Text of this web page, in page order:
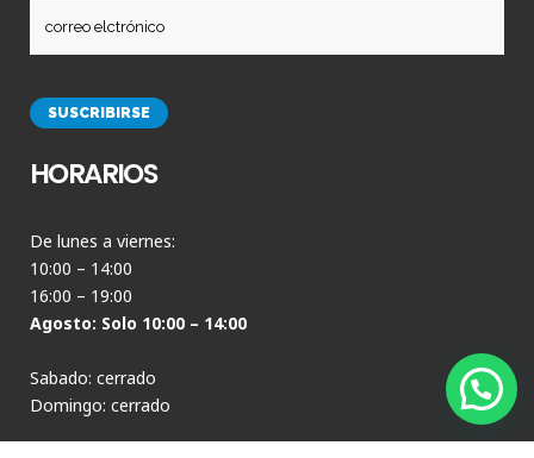
HORARIOS
De lunes a viernes:
10:00 – 14:00
16:00 – 19:00
Agosto: Solo 10:00 – 14:00
Sabado: cerrado
Domingo: cerrado